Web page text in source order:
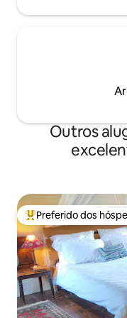
Outros
Entre os melhores
Preferido dos